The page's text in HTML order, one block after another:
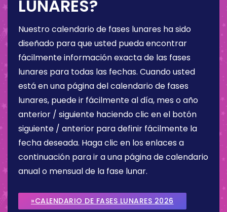
LUNARES?
Nuestro calendario de fases lunares ha sido
diseñado para que usted pueda encontrar
fácilmente información exacta de las fases
lunares para todas las fechas. Cuando usted
está en una página del calendario de fases
lunares, puede ir fácilmente al día, mes o año
anterior / siguiente haciendo clic en el botón
siguiente / anterior para definir fácilmente la
fecha deseada. Haga clic en los enlaces a
continuación para ir a una página de calendario
anual o mensual de la fase lunar.
»CALENDARIO DE FASES LUNARES 2026